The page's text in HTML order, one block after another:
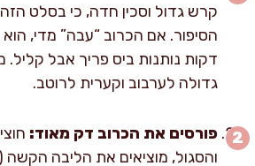
קרש גדול וסכין חדה, כי בסלט
הסיפור. אם הכרוב “עבה” מדי, הוא
דקות נותנות ביס פריך אבל קליל.
גדולה לערבוב וקערית לרוטב.
פורסים את הכרוב דק מאוד: